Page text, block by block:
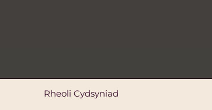
Rheoli Cydsyniad
accept marketing cookies and enable
this content